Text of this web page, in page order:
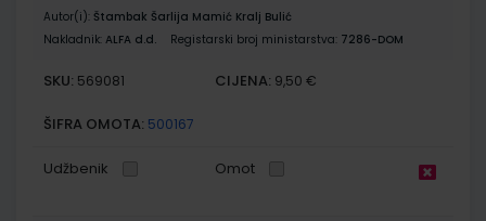
Autor(i): Štambak Šarlija Mamić Kralj Bulić
Nakladnik: ALFA d.d. Registarski broj ministarstva: 7286-DOM
SKU: 569081 CIJENA: 9,50 €
ŠIFRA OMOTA: 500167
Udžbenik Omot